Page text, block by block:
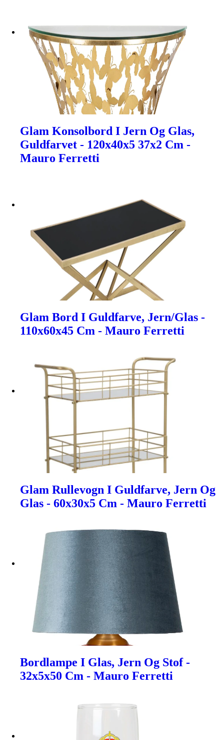
Glam Konsolbord I Jern Og Glas,
Guldfarvet - 120x40x5 37x2 Cm -
Mauro Ferretti
Glam Bord I Guldfarve, Jern/Glas -
110x60x45 Cm - Mauro Ferretti
Glam Rullevogn I Guldfarve, Jern Og
Glas - 60x30x5 Cm - Mauro Ferretti
Bordlampe I Glas, Jern Og Stof -
32x5x50 Cm - Mauro Ferretti